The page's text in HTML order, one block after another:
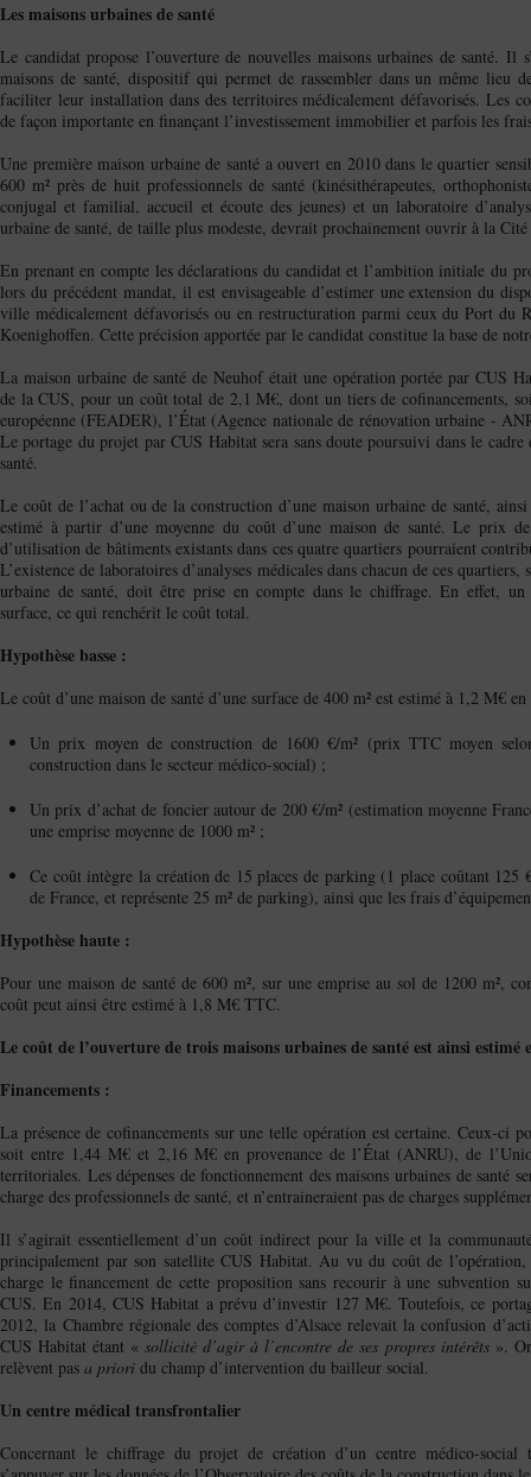
Les maisons urbaines de santé
Le candidat propose l’ouverture de nouvelles maisons urbaines de santé. Il
maisons de santé, dispositif qui permet de rassembler dans un même lieu
faciliter leur installation dans des territoires médicalement défavorisés. Les
de façon importante en finançant l’investissement immobilier et parfois les
Une première maison urbaine de santé a ouvert en 2010 dans le quartier
600 m² près de huit professionnels de santé (kinésithérapeutes,
conjugal et familial, accueil et écoute des jeunes) et un laboratoire
urbaine de santé, de taille plus modeste, devrait prochainement ouvrir à la
En prenant en compte les déclarations du candidat et l’ambition initiale du
lors du précédent mandat, il est envisageable d’estimer une extension du
ville médicalement défavorisés ou en restructuration parmi ceux du Port du
Koenighoffen. Cette précision apportée par le candidat constitue la base de
La maison urbaine de santé de Neuhof était une opération portée par CUS
de la CUS, pour un coût total de 2,1 M€, dont un tiers de cofinancements,
européenne (FEADER), l’État (Agence nationale de rénovation urbaine -
Le portage du projet par CUS Habitat sera sans doute poursuivi dans le cadre
santé.
Le coût de l’achat ou de la construction d’une maison urbaine de santé,
estimé à partir d’une moyenne du coût d’une maison de santé. Le prix
d’utilisation de bâtiments existants dans ces quatre quartiers pourraient
L’existence de laboratoires d’analyses médicales dans chacun de ces
urbaine de santé, doit être prise en compte dans le chiffrage. En effet, un
surface, ce qui renchérit le coût total.
Hypothèse basse :
Le coût d’une maison de santé d’une surface de 400 m² est estimé à 1,2 M€
Un prix moyen de construction de 1600 €/m² (prix TTC moyen
construction dans le secteur médico-social) ;
Un prix d’achat de foncier autour de 200 €/m² (estimation moyenne
une emprise moyenne de 1000 m² ;
Ce coût intègre la création de 15 places de parking (1 place coûtant 125
de France, et représente 25 m² de parking), ainsi que les frais
Hypothèse haute :
Pour une maison de santé de 600 m², sur une emprise au sol de 1200 m²,
coût peut ainsi être estimé à 1,8 M€ TTC.
Le coût de l’ouverture de trois maisons urbaines de santé est ainsi
Financements :
La présence de cofinancements sur une telle opération est certaine. Ceux-ci
soit entre 1,44 M€ et 2,16 M€ en provenance de l’État (ANRU), de
territoriales. Les dépenses de fonctionnement des maisons urbaines de santé
charge des professionnels de santé, et n’entraineraient pas de charges
Il s’agirait essentiellement d’un coût indirect pour la ville et la
principalement par son satellite CUS Habitat. Au vu du coût de
charge le financement de cette proposition sans recourir à une subvention
CUS. En 2014, CUS Habitat a prévu d’investir 127 M€. Toutefois, ce
2012, la Chambre régionale des comptes d’Alsace relevait la confusion
CUS Habitat étant «sollicité d’agir à l’encontre de ses propres intérêts ».
relèvent pas a priori du champ d’intervention du bailleur social.
Un centre médical transfrontalier
Concernant le chiffrage du projet de création d’un centre médico-